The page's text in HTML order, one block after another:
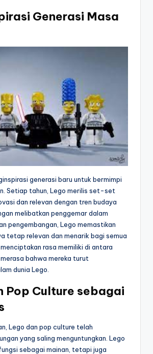
Generasi Masa
generasi baru untuk bermimpi
Setiap tahun, Lego merilis set-set
dan relevan dengan tren budaya
melibatkan penggemar dalam
pengembangan, Lego memastikan
tetap relevan dan menarik bagi semua
rasa memiliki di antara
bahwa mereka turut
dunia Lego.
Pop Culture sebagai
Lego dan pop culture telah
yang saling menguntungkan. Lego
sebagai mainan, tetapi juga